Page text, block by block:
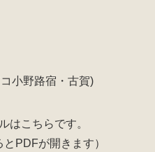
小野路宿・古賀)
はこちらです。
PDFが開きます）